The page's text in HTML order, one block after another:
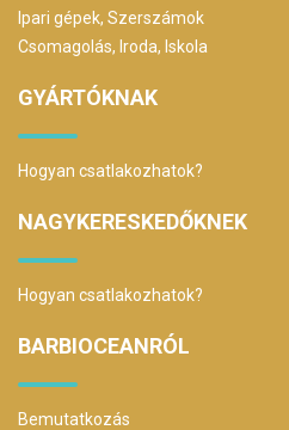
Ipari gépek, Szerszámok
Csomagolás, Iroda, Iskola
GYÁRTÓKNAK
Hogyan csatlakozhatok?
NAGYKERESKEDŐKNEK
Hogyan csatlakozhatok?
BARBIOCEANRÓL
Bemutatkozás